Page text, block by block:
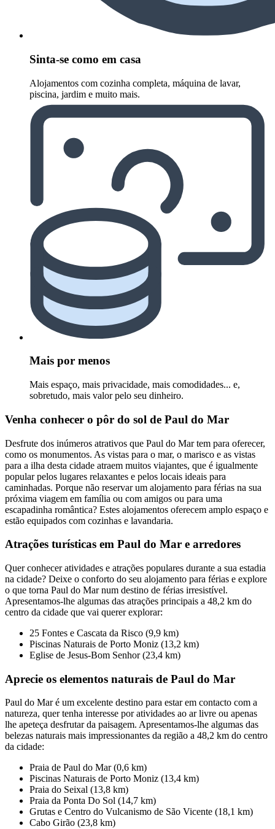
Sinta-se como em casa
Alojamentos com cozinha completa, máquina de lavar,
piscina, jardim e muito mais.
Mais por menos
Mais espaço, mais privacidade, mais comodidades... e,
sobretudo, mais valor pelo seu dinheiro.
Venha conhecer o pôr do sol de Paul do Mar
Desfrute dos inúmeros atrativos que Paul do Mar tem para oferecer,
como os monumentos. As vistas para o mar, o marisco e as vistas
para a ilha desta cidade atraem muitos viajantes, que é igualmente
popular pelos lugares relaxantes e pelos locais ideais para
caminhadas. Porque não reservar um alojamento para férias na sua
próxima viagem em família ou com amigos ou para uma
escapadinha romântica? Estes alojamentos oferecem amplo espaço e
estão equipados com cozinhas e lavandaria.
Atrações turísticas em Paul do Mar e arredores
Quer conhecer atividades e atrações populares durante a sua estadia
na cidade? Deixe o conforto do seu alojamento para férias e explore
o que torna Paul do Mar num destino de férias irresistível.
Apresentamos-lhe algumas das atrações principais a 48,2 km do
centro da cidade que vai querer explorar:
25 Fontes e Cascata da Risco (9,9 km)
Piscinas Naturais de Porto Moniz (13,2 km)
Eglise de Jesus-Bom Senhor (23,4 km)
Aprecie os elementos naturais de Paul do Mar
Paul do Mar é um excelente destino para estar em contacto com a
natureza, quer tenha interesse por atividades ao ar livre ou apenas
lhe apeteça desfrutar da paisagem. Apresentamos-lhe algumas das
belezas naturais mais impressionantes da região a 48,2 km do centro
da cidade:
Praia de Paul do Mar (0,6 km)
Piscinas Naturais de Porto Moniz (13,4 km)
Praia do Seixal (13,8 km)
Praia da Ponta Do Sol (14,7 km)
Grutas e Centro do Vulcanismo de São Vicente (18,1 km)
Cabo Girão (23,8 km)